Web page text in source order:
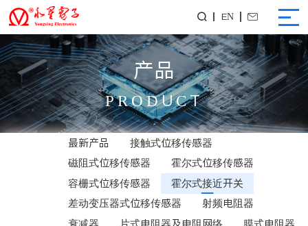
 EN 
产品
PRODUCT
最新产品
接触式位移传感器
磁阻式位移传感器
霍尔式位移传感器
容栅式位移传感器
霍尔式接近开关
差动变压器式位移传感器
射频电阻器